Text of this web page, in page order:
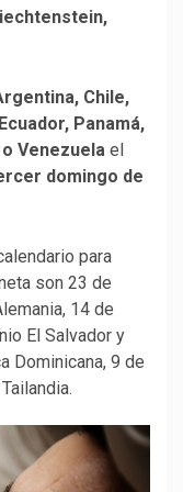
Chile,
Panamá,
Venezuela el
domingo de
para
son 23 de
14 de
El Salvador y
Dominicana, 9 de